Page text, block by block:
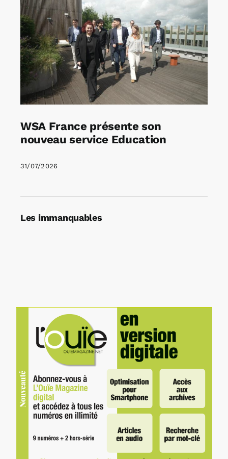
WSA France présente son
nouveau service Education
31/07/2026
Les immanquables